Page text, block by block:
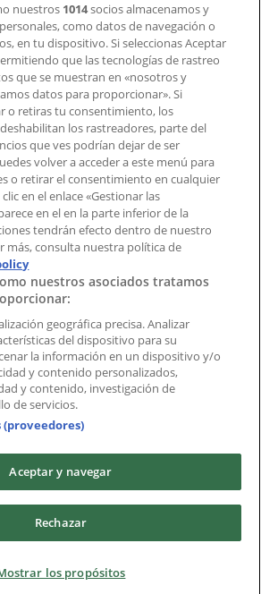
y de marketing
en el mapa
problema en la web o en la
Tiendeo
® 2026 · Shopfully Marketing S.L.U. –
Política de privacidad
nuestros 1014socios almacenamos y
como datos de navegación o
en tu dispositivo. Si seleccionas Aceptar
que las tecnologías de rastreo
que se muestran en «nosotros y
datos para proporcionar». Si
o retiras tu consentimiento, los
los rastreadores, parte del
que ves podrían dejar de ser
volver a acceder a este menú para
o retirar el consentimiento en cualquier
en el enlace «Gestionar las
en el en la parte inferior de la
tendrán efecto dentro de nuestro
más, consulta nuestra política de
nuestros asociados tratamos
geográfica precisa. Analizar
del dispositivo para su
la información en un dispositivo y/o
y contenido personalizados,
y contenido, investigación de
de servicios.
(proveedores)
Aceptar y navegar
Rechazar
los propósitos